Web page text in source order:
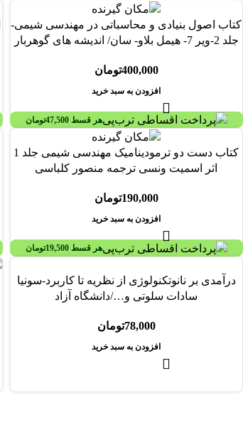
کتاب اصول بنیادی و محاسباتی در مهندسی شیمی-
جلد 2-ویر 7- هیمل بلاو- سان/ اندیشه های گوهربار
400,000تومان
افزودن به سبد خرید
هر قسط47,500تومان
کتاب دست دو ترموديناميک مهندسی شيمی جلد 1
اثر اسميت ونسی ترجمه منصور کلباسی
190,000تومان
افزودن به سبد خرید
هر قسط19,500تومان
درآمدی بر نانوتکنولوژی از نظریه تا کاربرد-سونیا
سادات سلوتی و…/دانشگاه آزاد
78,000تومان
افزودن به سبد خرید